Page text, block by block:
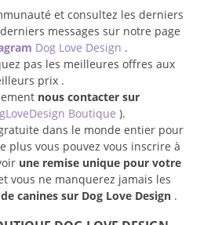
et consultez les derniers
messages sur notre page
Dog Love Design .
pas les meilleures offres aux
prix .
nous contacter sur
Boutique ).
dans le monde entier pour
plus vous pouvez vous inscrire à
une remise unique pour votre
vous ne manquerez jamais les
canines sur Dog Love Design .